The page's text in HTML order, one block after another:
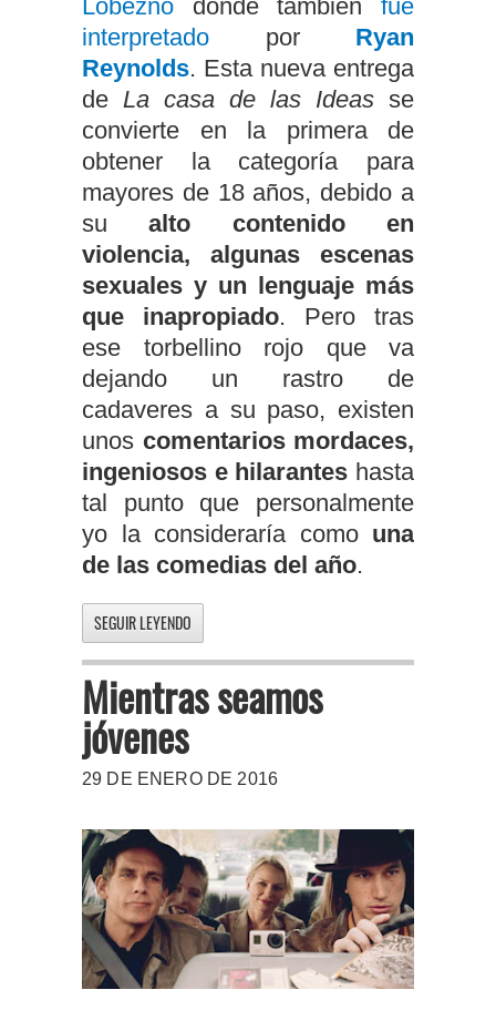
Lobezno donde también fue
interpretado por Ryan
Reynolds. Esta nueva entrega
de La casa de las Ideas se
convierte en la primera de
obtener la categoría para
mayores de 18 años, debido a
sualto contenido en
violencia, algunas escenas
sexuales y un lenguaje más
que inapropiado. Pero tras
ese torbellino rojo que va
dejando un rastro de
cadaveres a su paso, existen
unos comentarios mordaces,
ingeniosos e hilarantes hasta
tal punto que personalmente
yo la consideraría como una
de las comedias del año.
SEGUIR LEYENDO
Mientras seamos
jóvenes
29 DE ENERO DE 2016